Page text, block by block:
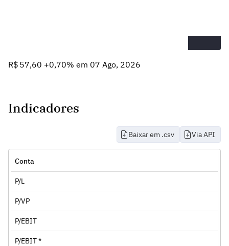
R$ 57,60 +0,70% em 07 Ago, 2026
Indicadores
Baixar em .csv Via API
Conta
P/L
P/VP
P/EBIT
P/EBIT *